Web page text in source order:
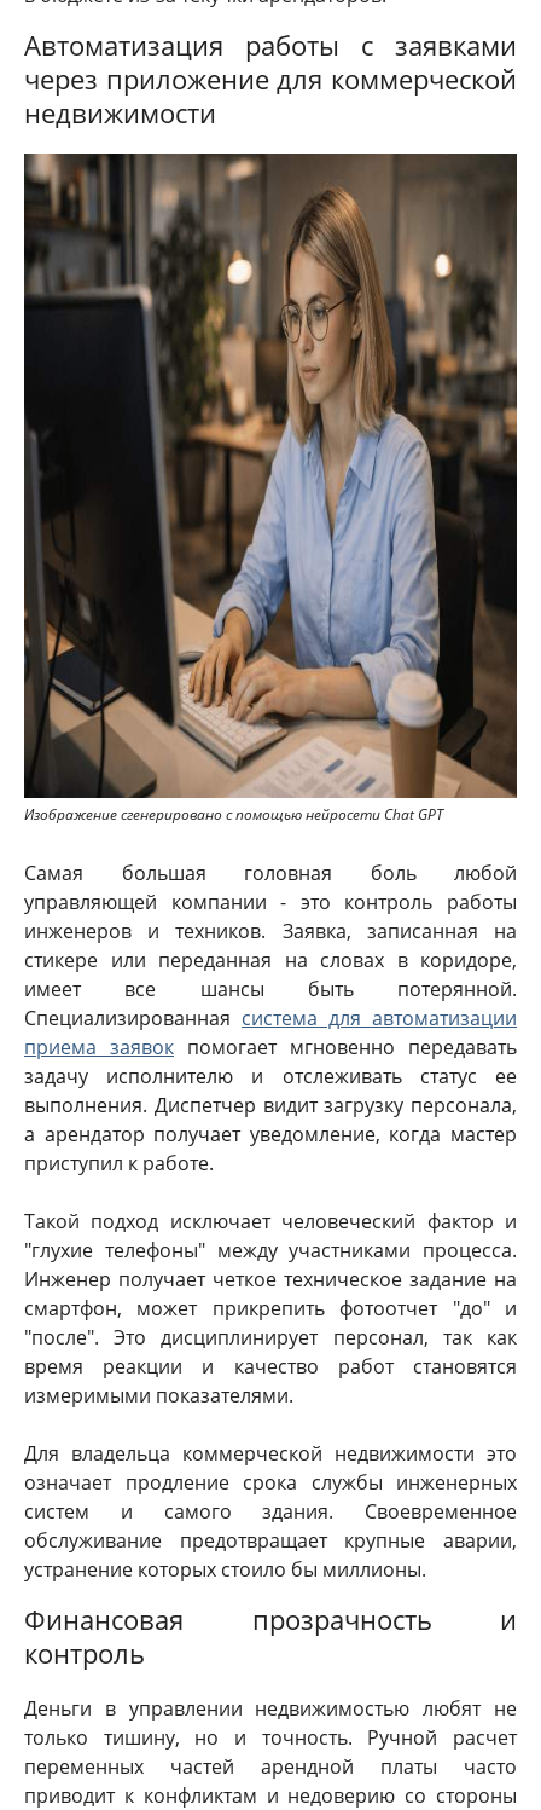
Автоматизация работы с заявками
через приложение для коммерческой
недвижимости
Изображение сгенерировано с помощью нейросети Chat GPT
Самая большая головная боль любой
управляющей компании - это контроль работы
инженеров и техников. Заявка, записанная на
стикере или переданная на словах в коридоре,
имеет все шансы быть потерянной.
Специализированная система для автоматизации
приема заявок помогает мгновенно передавать
задачу исполнителю и отслеживать статус ее
выполнения. Диспетчер видит загрузку персонала,
а арендатор получает уведомление, когда мастер
приступил к работе.
Такой подход исключает человеческий фактор и
"глухие телефоны" между участниками процесса.
Инженер получает четкое техническое задание на
смартфон, может прикрепить фотоотчет "до" и
"после". Это дисциплинирует персонал, так как
время реакции и качество работ становятся
измеримыми показателями.
Для владельца коммерческой недвижимости это
означает продление срока службы инженерных
систем и самого здания. Своевременное
обслуживание предотвращает крупные аварии,
устранение которых стоило бы миллионы.
Финансовая прозрачность и
контроль
Деньги в управлении недвижимостью любят не
только тишину, но и точность. Ручной расчет
переменных частей арендной платы часто
приводит к конфликтам и недоверию со стороны